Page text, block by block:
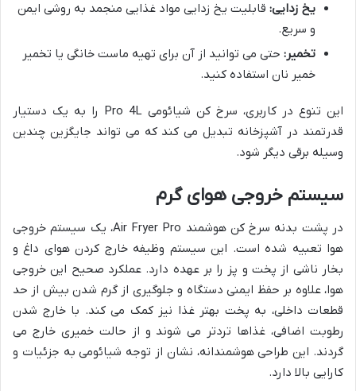
یخ زدایی: قابلیت یخ زدایی مواد غذایی منجمد به روشی ایمن
و سریع.
تخمیر: حتی می توانید از آن برای تهیه ماست خانگی یا تخمیر
خمیر نان استفاده کنید.
این تنوع در کاربری، سرخ کن شیائومی Pro 4L را به یک دستیار
قدرتمند در آشپزخانه تبدیل می کند که می تواند جایگزین چندین
وسیله برقی دیگر شود.
سیستم خروجی هوای گرم
در پشت بدنه سرخ کن هوشمند Air Fryer Pro، یک سیستم خروجی
هوا تعبیه شده است. این سیستم وظیفه خارج کردن هوای داغ و
بخار ناشی از پخت و پز را بر عهده دارد. عملکرد صحیح این خروجی
هوا، علاوه بر حفظ ایمنی دستگاه و جلوگیری از گرم شدن بیش از حد
قطعات داخلی، به پخت بهتر غذا نیز کمک می کند. با خارج شدن
رطوبت اضافی، غذاها تردتر می شوند و از حالت خمیری خارج می
گردند. این طراحی هوشمندانه، نشان از توجه شیائومی به جزئیات و
کارایی بالا دارد.